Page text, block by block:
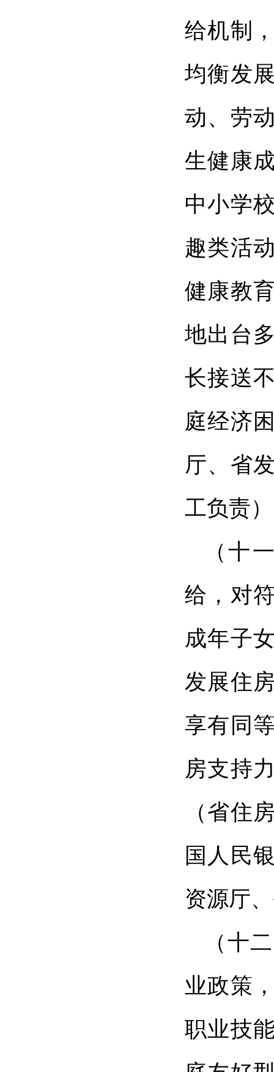
给机制
均衡发
动、劳
生健康
中小学
趣类活
健康教
地出台
长接送
庭经济
厅、省
工负责）
（十
给，对
成年子
发展住
享有同
房支持
（省住
国人民
资源厅
（十
业政策
职业技